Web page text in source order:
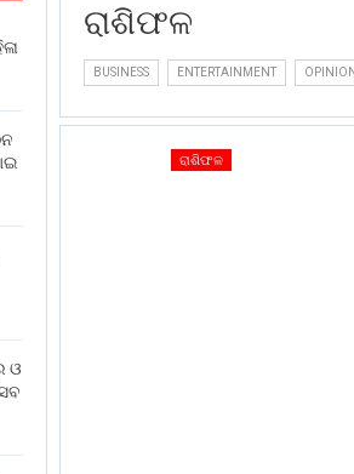
ରାଶିଫଳ
BUSINESS ENTERTAINMENT
ରାଶିଫଳ
ଓ